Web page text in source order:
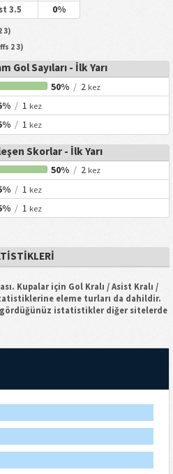
3.5 0%
3)
2 3)
Gol Sayıları - İlk Yarı
50% / 2 kez
/1 kez
/1 kez
Skorlar - İlk Yarı
50% / 2 kez
/1 kez
/1 kez
Kupalar için Gol Kralı / Asist Kralı /
eleme turları da dahildir.
gördüğünüz istatistikler diğer sitelerde